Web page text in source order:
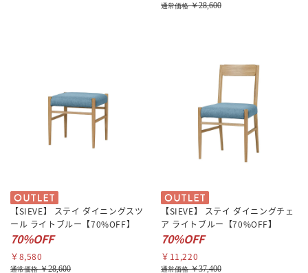
通常価格￥28,600
【SIEVE】 ステイ ダイニングスツ
ール ライトブルー【70%OFF】
70%OFF
￥8,580
通常価格￥28,600
【SIEVE】 ステイ ダイニングチェ
ア ライトブルー【70%OFF】
70%OFF
￥11,220
通常価格￥37,400